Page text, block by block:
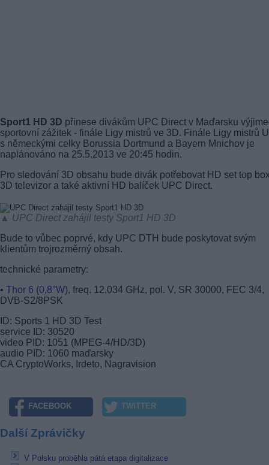
Sport1 HD 3D přinese divákům UPC Direct v Maďarsku
sportovní zážitek - finále Ligy mistrů ve 3D. Finále Ligy mistrů
s německými celky Borussia Dortmund a Bayern Mnichov je
naplánováno na 25.5.2013 ve 20:45 hodin.
Pro sledování 3D obsahu bude divák potřebovat HD set top
3D televizor a také aktivní HD balíček UPC Direct.
▲ UPC Direct zahájil testy Sport1 HD 3D
Bude to vůbec poprvé, kdy UPC DTH bude poskytovat svým
klientům trojrozměrný obsah.
technické parametry:
• Thor 6 (0,8°W), freq. 12,034 GHz, pol. V, SR 30000, FEC 3/4,
DVB-S2/8PSK
ID: Sports 1 HD 3D Test
service ID: 30520
video PID: 1051 (MPEG-4/HD/3D)
audio PID: 1060 maďarsky
CA CryptoWorks, Irdeto, Nagravision
FACEBOOK TWITTER
Další Zprávičky
V Polsku proběhla pátá etapa digitalizace